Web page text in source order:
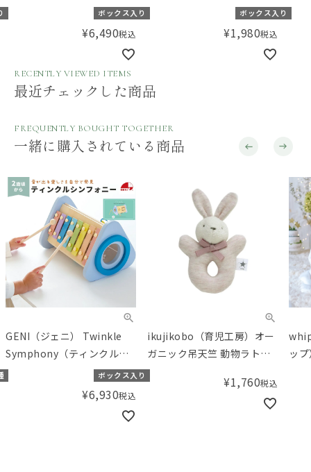
モスリンコットン おくるみ
イストーリー toy story 3-
ボックス入り
¥6,490税込
ンシャルズ）【日本正規
ッシュクロス 3枚セット デ
ボックス入り
¥1,980税込
ガ
RECENTLY VIEWED ITEMS
最近チェックした商品
FREQUENTLY BOUGHT TOGETHER
一緒に購入されている商品
GENI（ジェニ） Twinkle
Symphony（ティンクルシ
ンフォニー）
ボックス入り
¥6,930税込
ikujikobo（育児工房）オー
ガニック吊天竺 動物ラトル
ボタニカルメランジ ピンク
¥1,760税込
ッ